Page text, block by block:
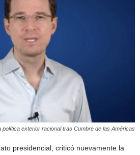
política exterior racional tras Cumbre de las Américas
presidencial, criticó nuevamente la